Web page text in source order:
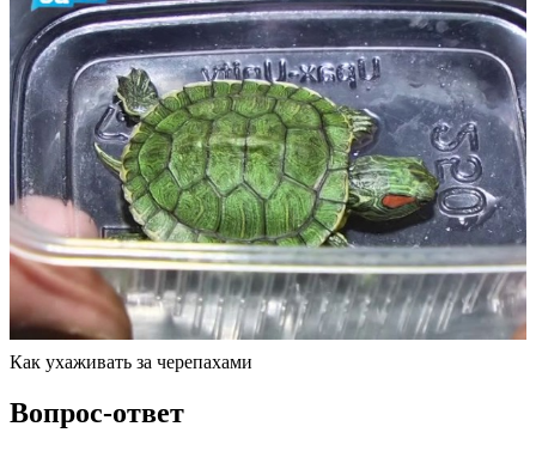
Как ухаживать за черепахами
Вопрос-ответ